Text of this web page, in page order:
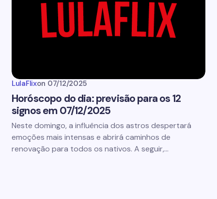
LulaFlixon 07/12/2025
Horóscopo do dia: previsão para os 12
signos em 07/12/2025
Neste domingo, a influência dos astros despertará
emoções mais intensas e abrirá caminhos de
renovação para todos os nativos. A seguir,…